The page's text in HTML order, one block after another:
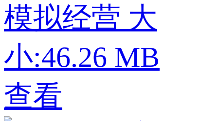
模拟经营 大
小:46.26 MB
查看